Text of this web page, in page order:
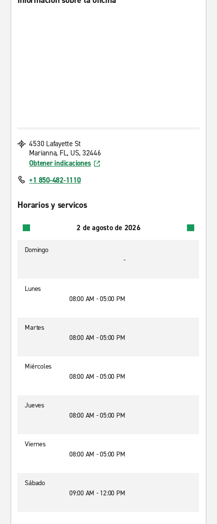
4530 Lafayette St
Marianna, FL, US, 32446
Obtener indicaciones
+1 850-482-1110
Horarios y servicos
2 de agosto de 2026
Domingo
-
Lunes
08:00 AM - 05:00 PM
Martes
08:00 AM - 05:00 PM
Miércoles
08:00 AM - 05:00 PM
Jueves
08:00 AM - 05:00 PM
Viernes
08:00 AM - 05:00 PM
Sábado
09:00 AM - 12:00 PM